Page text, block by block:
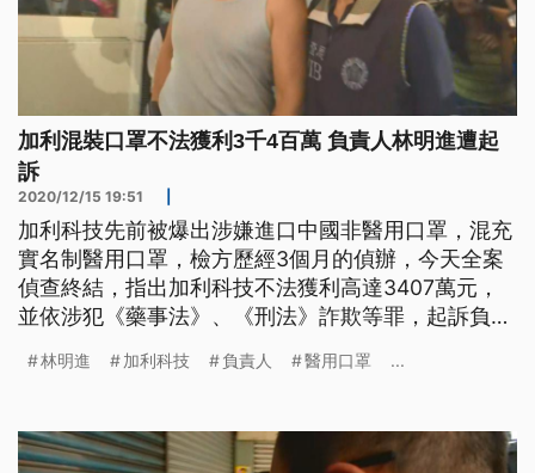
加利混裝口罩不法獲利3千4百萬 負責人林明進遭起
訴
2020/12/15 19:51
加利科技先前被爆出涉嫌進口中國非醫用口罩，混充
實名制醫用口罩，檢方歷經3個月的偵辦，今天全案
偵查終結，指出加利科技不法獲利高達3407萬元，
並依涉犯《藥事法》、《刑法》詐欺等罪，起訴負責
林明進對話中挑明，他能把口罩交給政府、不用怕，
是他就能快速通關。這是士林地檢署日前偵辦口罩國
家隊弊案，查獲林明進和中國廠商
林明進 加利科技 負責人 醫用口罩 ...